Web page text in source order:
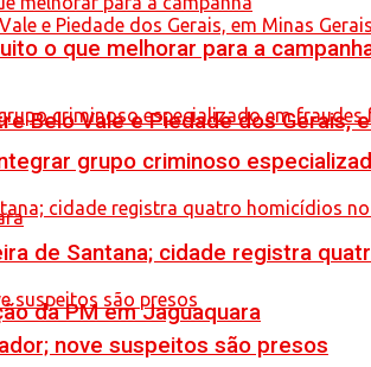
Belo Vale e Piedade dos Gerais,
da PM em Jaguaquara
o que melhorar para a
grupo criminoso
de Santana; cidade registra
nove suspeitos são presos